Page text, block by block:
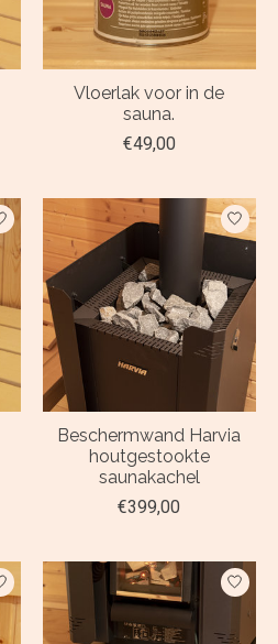
Vloerlak voor in de
sauna.
€49,00
Beschermwand Harvia
houtgestookte
saunakachel
€399,00